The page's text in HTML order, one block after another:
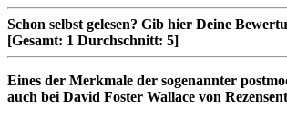
Schon selbst gelesen? Gib hier Deine
[Gesamt: 1 Durchschnitt: 5]
Eines der Merkmale der sogenannter
auch bei David Foster Wallace von